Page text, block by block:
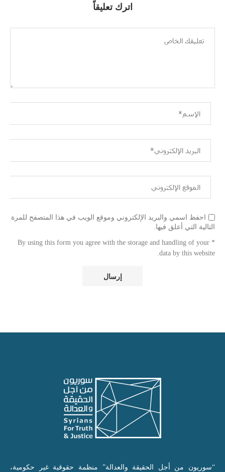
اترك تعليقاً
احفظ اسمي والبريد الإلكتروني وموقع الويب في هذا المتصفح للمرة
التالية التي أعلق فيها.
* By using this form you agree with the storage and handling of your
data by this website.
“سوريون من أجل الحقيقة والعدالة” منظمة حقوقية غير حكومية،